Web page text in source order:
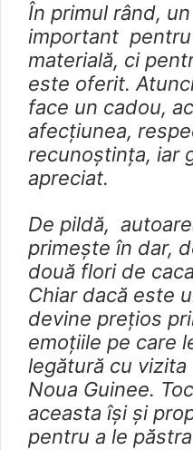
În primul rând,
important pentru
materială, ci
este oferit.
face un cadou,
afecțiunea,
recunoștința, iar
apreciat.
De pildă,
primește în dar,
două flori de
Chiar dacă este
devine prețios
emoțiile pe care
legătură cu
Noua Guinee.
aceasta își și
pentru a le